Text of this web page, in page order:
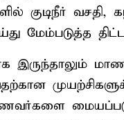
வசதி,
மேம்படுத்த
இருந்தாலும்